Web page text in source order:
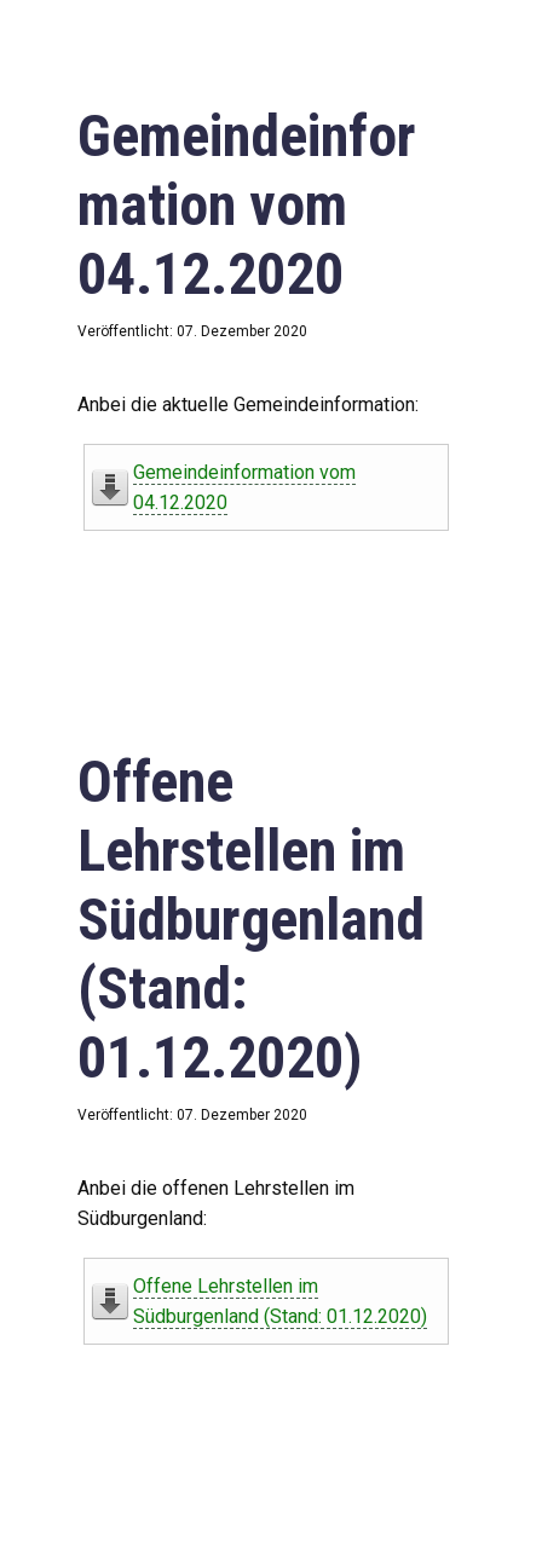
Gemeindeinfor
mation vom
04.12.2020
Veröffentlicht: 07. Dezember 2020
Anbei die aktuelle Gemeindeinformation:
Gemeindeinformation vom
04.12.2020
Offene
Lehrstellen im
Südburgenland
(Stand:
01.12.2020)
Veröffentlicht: 07. Dezember 2020
Anbei die offenen Lehrstellen im
Südburgenland:
Offene Lehrstellen im
Südburgenland (Stand: 01.12.2020)